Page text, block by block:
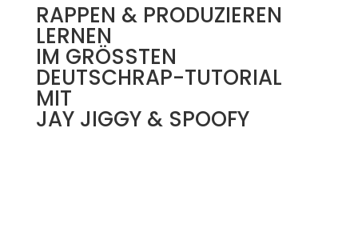
RAPPEN & PRODUZIEREN
LERNEN
IM GRÖSSTEN
DEUTSCHRAP-TUTORIAL
MIT
JAY JIGGY & SPOOFY